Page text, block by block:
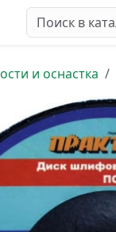
и оснастка